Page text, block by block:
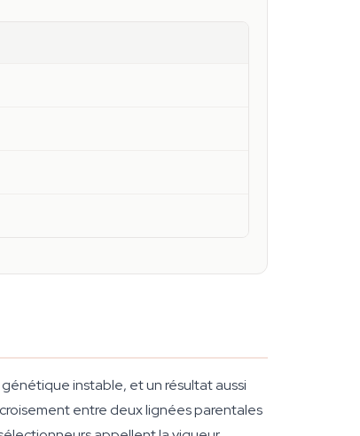
instable, et un résultat aussi
entre deux lignées parentales